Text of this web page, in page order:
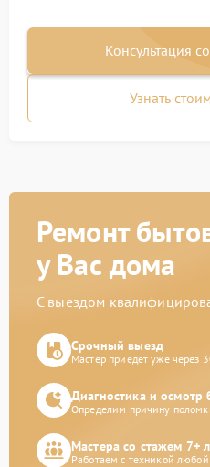
Консультация
Узнать
Ремонт
у Вас дома
С выездом
Срочный выезд
Мастер приедет уже через
Диагностика и осмотр
Определим причину
Мастера со стажем 7+
Работаем с техникой любой